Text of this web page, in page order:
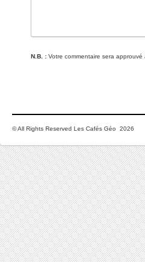
N.B. : Votre commentaire sera approuvé
© All Rights Reserved Les Cafés Géo 2026